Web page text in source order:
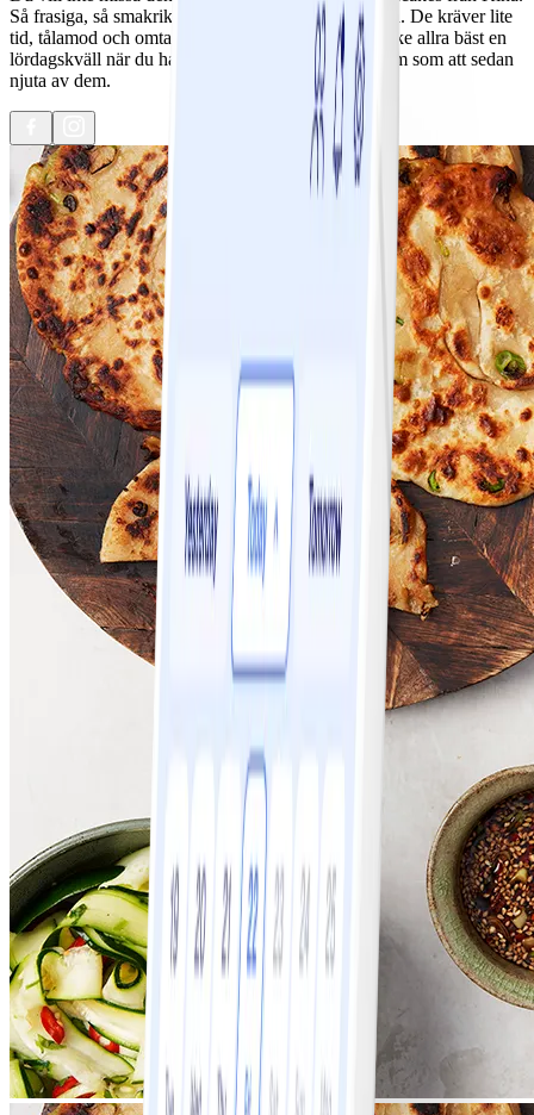
Så frasiga, så smakrika och alldeles, alldeles ljuvliga. De kräver lite
tid, tålamod och omtanke och därför passar de kanske allra bäst en
lördagskväll när du har lika mycket tid att tillaga dem som att sedan
njuta av dem.